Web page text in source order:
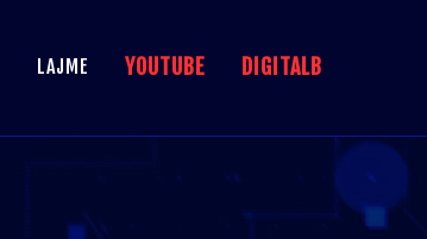
LAJME YOUTUBE DIGITALB